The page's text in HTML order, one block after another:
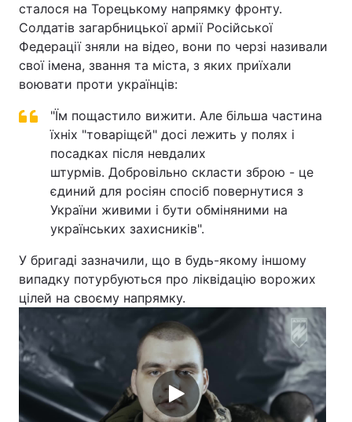
сталося на Торецькому напрямку фронту.
Солдатів загарбницької армії Російської
Федерації зняли на відео, вони по черзі називали
свої імена, звання та міста, з яких приїхали
воювати проти українців:
"Їм пощастило вижити. Але більша частина
їхніх "товаріщєй" досі лежить у полях і
посадках після невдалих
штурмів. Добровільно скласти зброю - це
єдиний для росіян спосіб повернутися з
України живими і бути обміняними на
українських захисників".
У бригаді зазначили, що в будь-якому іншому
випадку потурбуються про ліквідацію ворожих
цілей на своєму напрямку.